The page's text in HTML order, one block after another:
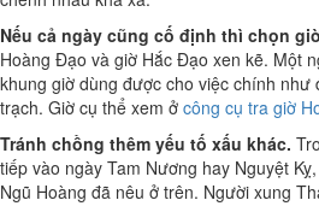
Nếu cả ngày cũng cố định thì chọn
Hoàng Đạo và giờ Hắc Đạo xen kẽ. Một
khung giờ dùng được cho việc chính
trạch. Giờ cụ thể xem ở công cụ tra giờ
Tránh chồng thêm yếu tố xấu khác.
tiếp vào ngày Tam Nương hay Nguyệt
Ngũ Hoàng đã nêu ở trên. Người xung